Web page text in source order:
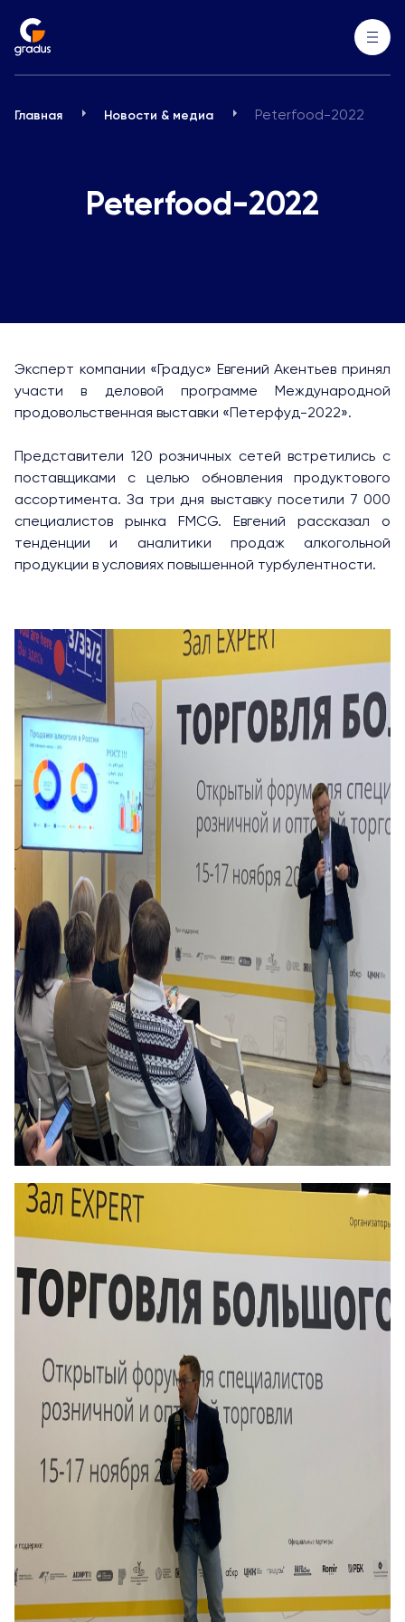
Главная Новости & медиа Peterfood-2022
Peterfood-2022
Эксперт компании «Градус» Евгений Акентьев принял
участи в деловой программе Международной
продовольственная выставки «Петерфуд-2022».
Представители 120 розничных сетей встретились с
поставщиками с целью обновления продуктового
ассортимента. За три дня выставку посетили 7 000
специалистов рынка FMCG. Евгений рассказал о
тенденции и аналитики продаж алкогольной
продукции в условиях повышенной турбулентности.